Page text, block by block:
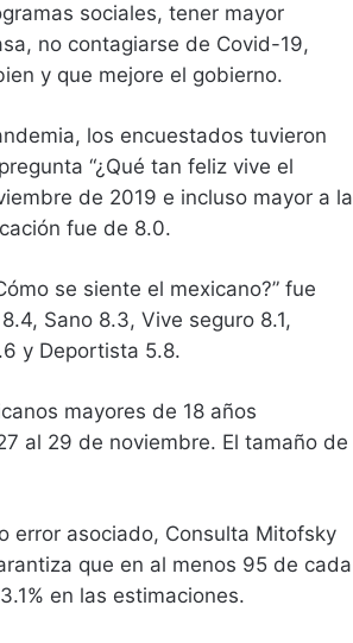
sociales, tener mayor
no contagiarse de Covid-19,
y que mejore el gobierno.
los encuestados tuvieron
“¿Qué tan feliz vive el
de 2019 e incluso mayor a la
fue de 8.0.
se siente el mexicano?” fue
Sano 8.3, Vive seguro 8.1,
y Deportista 5.8.
mayores de 18 años
al 29 de noviembre. El tamaño de
error asociado, Consulta Mitofsky
que en al menos 95 de cada
en las estimaciones.